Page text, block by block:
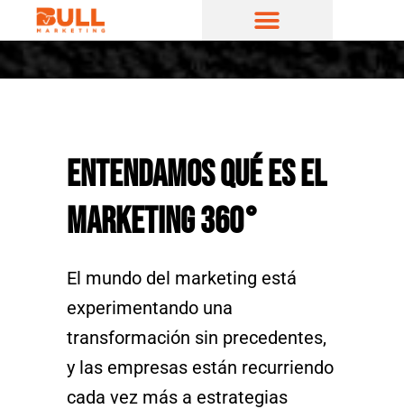
contenido
Entendamos qué es el
Marketing 360°
El mundo del marketing está
experimentando una
transformación sin precedentes,
y las empresas están recurriendo
cada vez más a estrategias